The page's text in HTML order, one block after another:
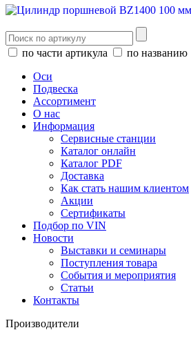
по части артикула
по названию
Оси
Подвеска
Ассортимент
О нас
Информация
Сервисные станции
Каталог онлайн
Каталог PDF
Доставка
Как стать нашим клиентом
Акции
Сертификаты
Подбор по VIN
Новости
Выставки и семинары
Поступления товара
События и мероприятия
Статьи
Контакты
Производители